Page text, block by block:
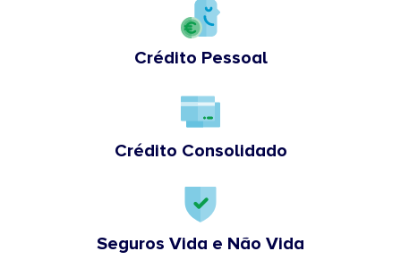
Crédito Pessoal
Crédito Consolidado
Seguros Vida e Não Vida